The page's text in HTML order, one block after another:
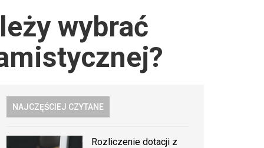
wybrać
NAJCZĘŚCIEJ CZYTANE
Rozliczenie dotacji z